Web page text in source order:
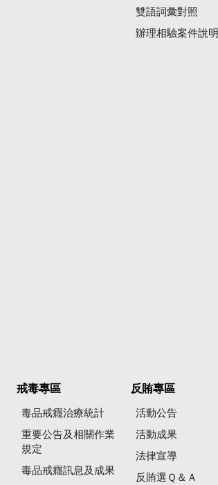
雙語詞彙對照
辦理相驗案件說明
戒毒專區
毒品戒癮治療統計
重要公告及相關作業
規定
毒品戒癮訊息及成果
反賄專區
活動公告
活動成果
法律宣導
反賄選Ｑ＆Ａ